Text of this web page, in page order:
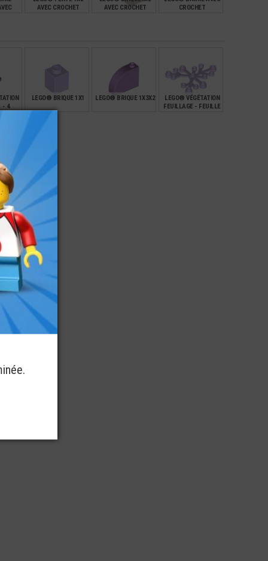
AVEC CROCHET
AVEC CROCHET
CROCHET
- 4
LEGO® BRIQUE 1X1 LEGO® BRIQUE 1X3X2
LEGO® VÉGÉTATION
FEUILLAGE - FEUILLE